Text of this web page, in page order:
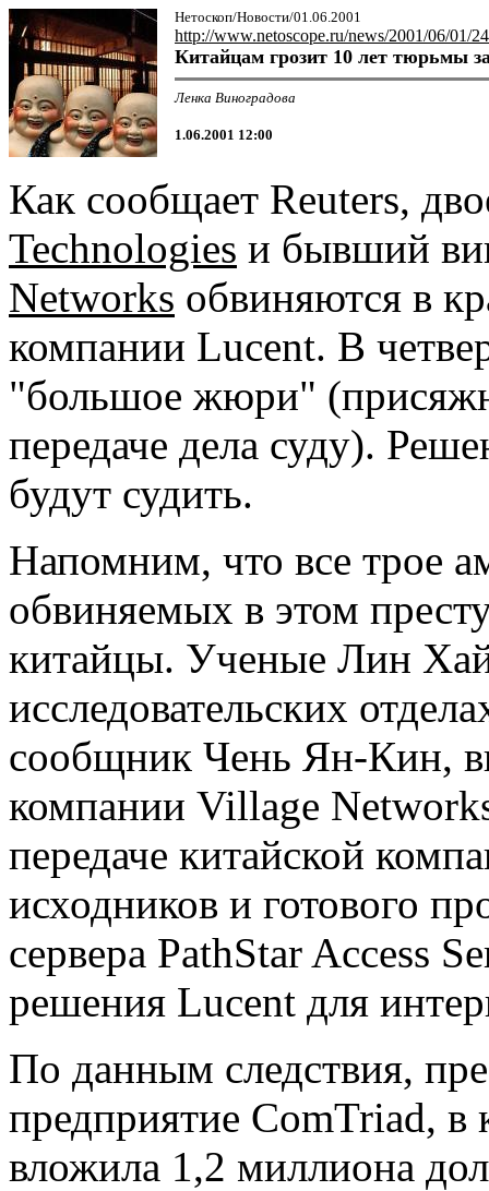
Нетоскоп/Новости/01.06.2001
http://www.netoscope.ru/news/2001/06/01/
Китайцам грозит 10 лет тюрьмы
Ленка Виноградова
1.06.2001 12:00
Как сообщает Reuters,
Technologies и бывший
Networks обвиняются в
компании Lucent. В
"большое жюри"
передаче дела суду).
будут судить.
Напомним, что все трое
обвиняемых в этом
китайцы. Ученые Лин
исследовательских
сообщник Чень Ян-Кин,
компании Village
передаче китайской
исходников и готового
сервера PathStar Access
решения Lucent для
По данным следствия,
предприятие ComTriad, в
вложила 1,2 миллиона